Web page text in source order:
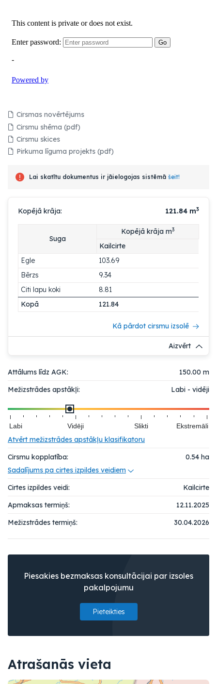
Cirsmas novērtējums
Cirsmu shēma (pdf)
Cirsmu skices
Pirkuma līguma projekts (pdf)
Lai skatītu dokumentus ir jāielogojas sistēmā šeit!
Kopējā krāja: 121.84 m3
Suga
Kopējā krāja m3
Kailcirte
Egle
103.69
Bērzs
9.34
Citi lapu koki
8.81
Kopā
121.84
Kā pārdot cirsmu izsolē
Aizvērt
Attālums līdz AGK:
150.00 m
Mežizstrādes apstākļi:
Labi - vidēji
Labi Vidēji Slikti Ekstremāli
Atvērt mežizstrādes apstākļu klasifikatoru
Cirsmu kopplatība:
0.54 ha
Sadalījums pa cirtes izpildes veidiem
Cirtes izpildes veidi:
Kailcirte
Apmaksas termiņš:
12.11.2025
Mežizstrādes termiņš:
30.04.2026
Piesakies bezmaksas konsultācijai par izsoles
pakalpojumu
Pieteikties
Atrašanās vieta